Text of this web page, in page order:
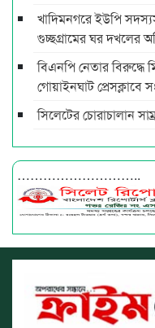
খাদিমনগরে ইউপি
গুচ্ছগ্রামের ঘর দখলের
বিএনপি নেতার বিরুদ্ধে
গোয়াইনঘাট প্রেসক্লাবে
সিলেটের চোরাচালান
………………………..